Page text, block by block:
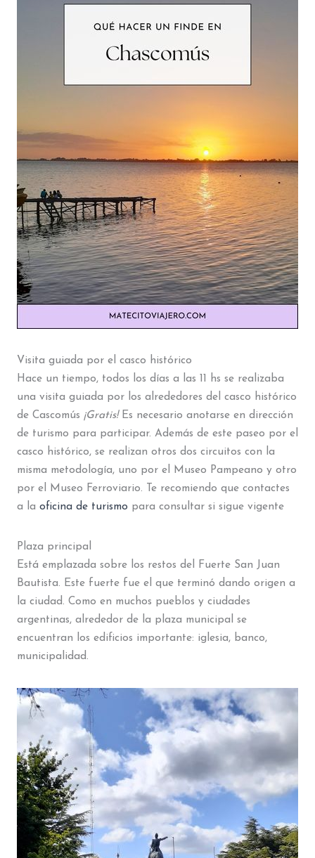
Visita guiada por el casco histórico
Hace un tiempo, todos los días a las 11 hs se realizaba
una visita guiada por los alrededores del casco histórico
de Cascomús ¡Gratis!Es necesario anotarse en dirección
de turismo para participar. Además de este paseo por el
casco histórico, se realizan otros dos circuitos con la
misma metodología, uno por el Museo Pampeano y otro
por el Museo Ferroviario. Te recomiendo que contactes
a la oficina de turismo para consultar si sigue vigente
Plaza principal
Está emplazada sobre los restos del Fuerte San Juan
Bautista. Este fuerte fue el que terminó dando origen a
la ciudad. Como en muchos pueblos y ciudades
argentinas, alrededor de la plaza municipal se
encuentran los edificios importante: iglesia, banco,
municipalidad.